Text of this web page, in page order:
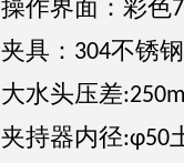
操作界面：彩色7
夹具： 304不锈
大水头压差
夹持器内径:φ50